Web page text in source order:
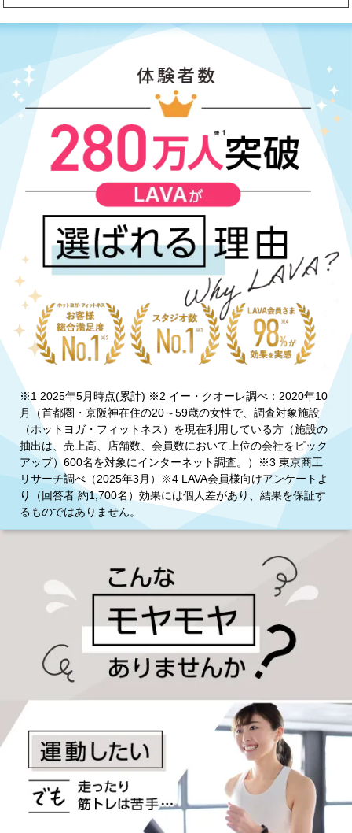
※1 2025年5月時点(累計) ※2 イー・クオーレ調べ：2020年10
月（首都圏・京阪神在住の20～59歳の女性で、調査対象施設
（ホットヨガ・フィットネス）を現在利用している方（施設の
抽出は、売上高、店舗数、会員数において上位の会社をピック
アップ）600名を対象にインターネット調査。）※3 東京商工
リサーチ調べ（2025年3月）※4 LAVA会員様向けアンケートよ
り（回答者 約1,700名）効果には個人差があり、結果を保証す
るものではありません。